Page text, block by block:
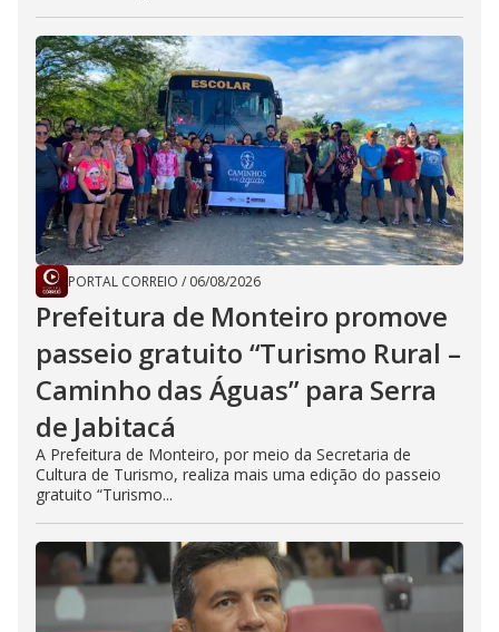
PORTAL CORREIO / 06/08/2026
Prefeitura de Monteiro promove
passeio gratuito “Turismo Rural –
Caminho das Águas” para Serra
de Jabitacá
A Prefeitura de Monteiro, por meio da Secretaria de
Cultura de Turismo, realiza mais uma edição do passeio
gratuito “Turismo...